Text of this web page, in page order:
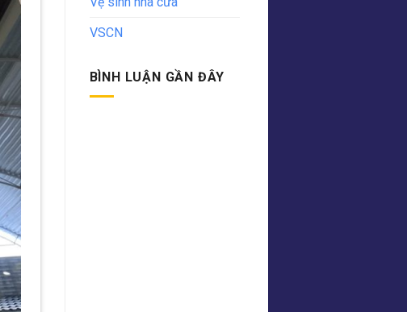
VSCN
BÌNH LUẬN GẦN ĐÂY